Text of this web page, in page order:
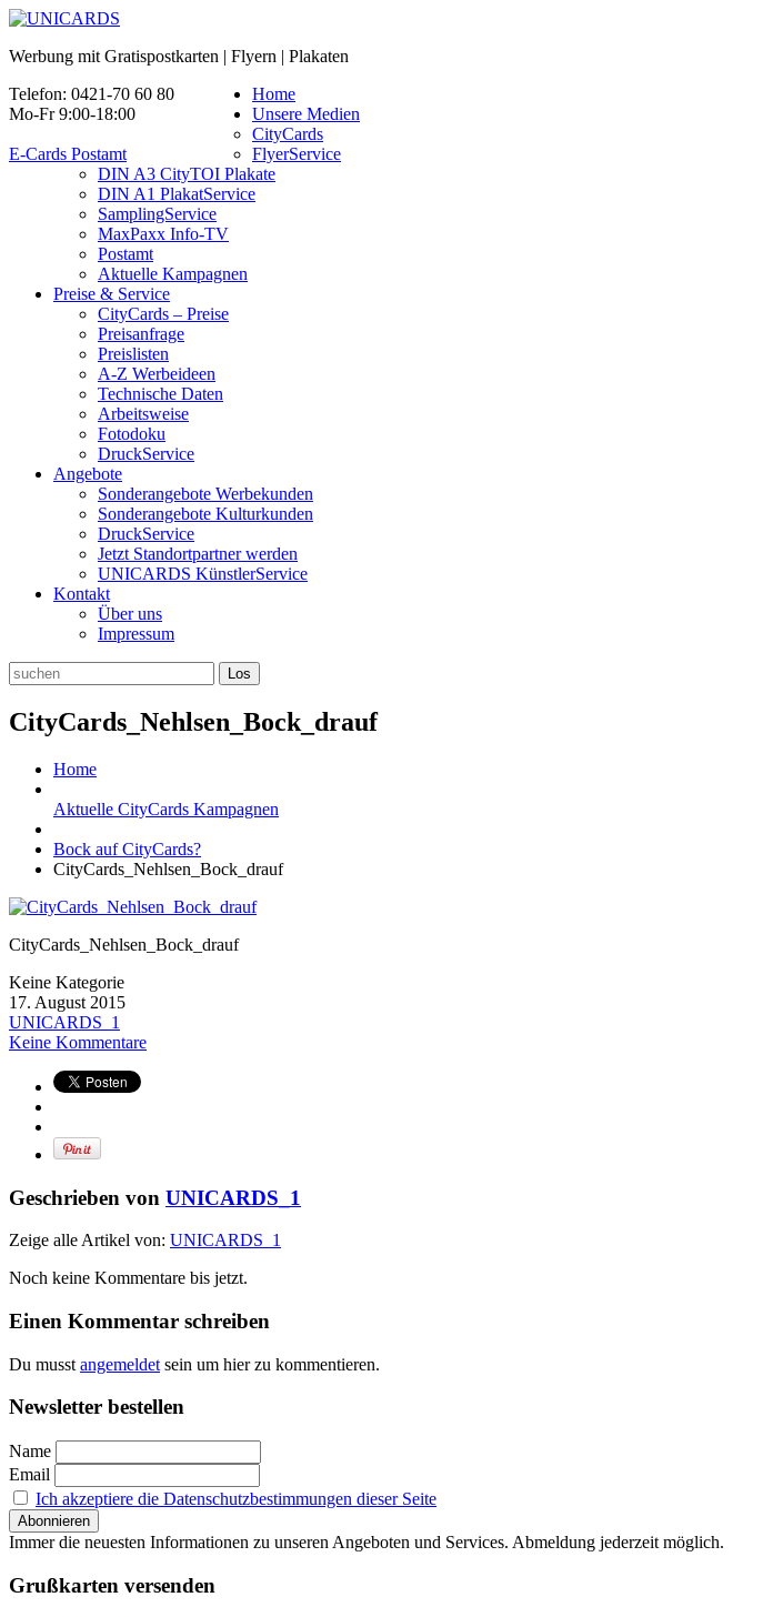
Werbung mit Gratispostkarten | Flyern | Plakaten
Telefon: 0421-70 60 80
Mo-Fr 9:00-18:00
E-Cards Postamt
Home
Unsere Medien
CityCards
FlyerService
DIN A3 CityTOI Plakate
DIN A1 PlakatService
SamplingService
MaxPaxx Info-TV
Postamt
Aktuelle Kampagnen
Preise & Service
CityCards – Preise
Preisanfrage
Preislisten
A-Z Werbeideen
Technische Daten
Arbeitsweise
Fotodoku
DruckService
Angebote
Sonderangebote Werbekunden
Sonderangebote Kulturkunden
DruckService
Jetzt Standortpartner werden
UNICARDS KünstlerService
Kontakt
Über uns
Impressum
CityCards_Nehlsen_Bock_drauf
Home
Aktuelle CityCards Kampagnen
Bock auf CityCards?
CityCards_Nehlsen_Bock_drauf
CityCards_Nehlsen_Bock_drauf
Keine Kategorie
17. August 2015
UNICARDS_1
Keine Kommentare
Geschrieben von UNICARDS_1
Zeige alle Artikel von: UNICARDS_1
Noch keine Kommentare bis jetzt.
Einen Kommentar schreiben
Du musst angemeldet sein um hier zu kommentieren.
Newsletter bestellen
Name
Email
Ich akzeptiere die Datenschutzbestimmungen dieser Seite
Immer die neuesten Informationen zu unseren Angeboten und Services. Abmeldung jederzeit möglich.
Grußkarten versenden